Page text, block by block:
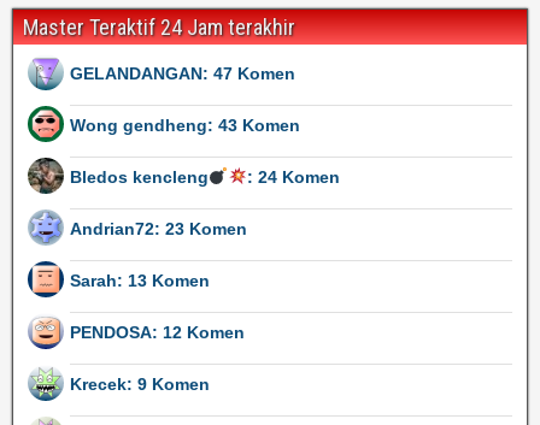
Master Teraktif 24 Jam terakhir
GELANDANGAN: 47 Komen
Wong gendheng: 43 Komen
Bledos kencleng : 24 Komen
Andrian72: 23 Komen
Sarah: 13 Komen
PENDOSA: 12 Komen
Krecek: 9 Komen